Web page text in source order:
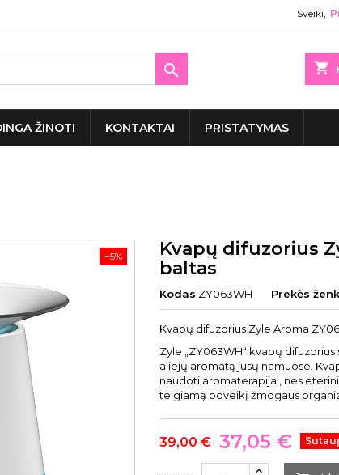
Sveiki,
shopping_cart

ŽINOTI KONTAKTAI PRISTATYMAS
−5%
Kvapų difuzorius
baltas
Kodas ZY063WH Prekės
Kvapų difuzorius Zyle Aroma
Zyle „ZY063WH“ kvapų
aliejų aromatą jūsų namuose.
naudoti aromaterapijai, nes
teigiamą poveikį žmogaus
39,00 € 37,05 €